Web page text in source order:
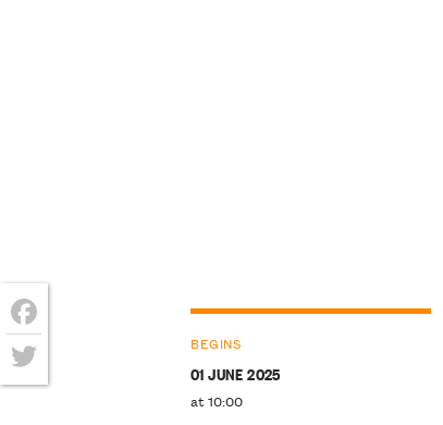
BEGINS
01 JUNE 2025
at 10:00
Facebook
Twitter